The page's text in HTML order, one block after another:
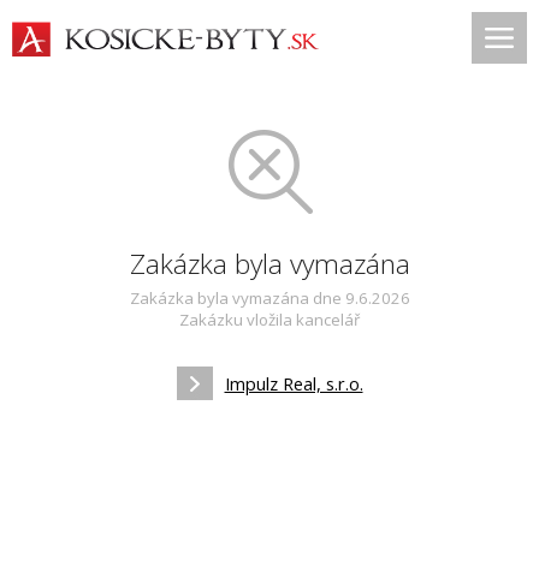
Zakázka byla vymazána
Zakázka byla vymazána dne 9.6.2026
Zakázku vložila kancelář
Impulz Real, s.r.o.